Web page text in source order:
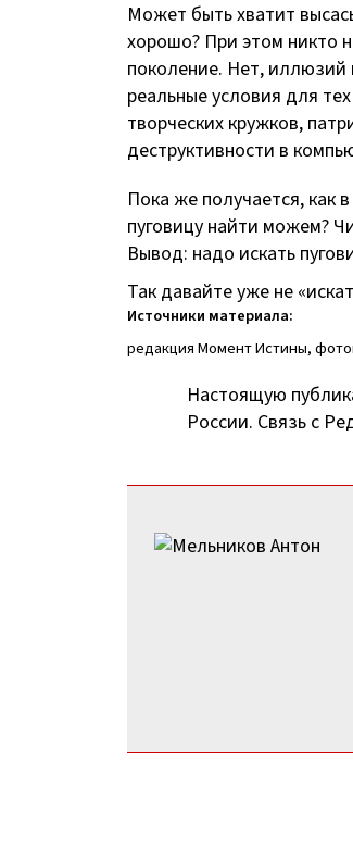
Может быть хватит
хорошо? При этом никто
поколение. Нет, иллюзий
реальные условия для
творческих кружков,
деструктивности в
Пока же получается, как
пуговицу найти можем?
Вывод: надо искать
Так давайте уже не
Источники материала:
редакция Момент Истины,
Настоящую
России. Связь с